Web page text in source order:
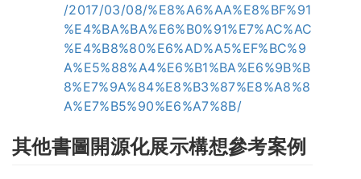
/2017/03/08/%E8%A6%AA%E8%BF%91
%E4%BA%BA%E6%B0%91%E7%AC%AC
%E4%B8%80%E6%AD%A5%EF%BC%9
A%E5%88%A4%E6%B1%BA%E6%9B%B
8%E7%9A%84%E8%B3%87%E8%A8%8
A%E7%B5%90%E6%A7%8B/
其他書圖開源化展示構想參考案例